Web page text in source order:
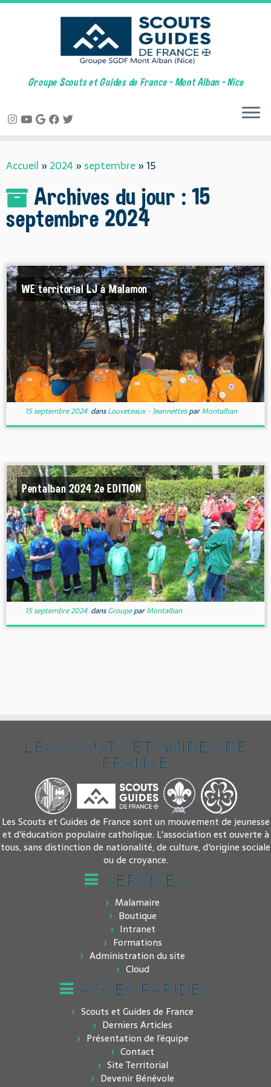
to
content
Groupe Scouts et Guides de France – Mont Alban – Nice
Accueil » 2024 » septembre»15
Archives du jour :15
septembre 2024
WE territorial LJ à Malamon
15 septembre 2024dansLouveteaux - JeannettesparMontalban
Pentalban 2024 2e EDITION
15 septembre 2024dansGroupeparMontalban
LES SCOUTS ET GUIDES DE
FRANCE
Les Scouts et Guides de France sont un mouvement de jeunesse
et d'éducation populaire catholique. L'association est ouverte à
tous, sans distinction de nationalité, de culture, d'origine sociale
ou de croyance.
SERVICES
Malamaire
Boutique
Intranet
Formations
Administration du site
Cloud
ACCÈS RAPIDES
Scouts et Guides de France
Derniers Articles
Présentation de l’équipe
Contact
Site Territorial
Devenir Bénévole